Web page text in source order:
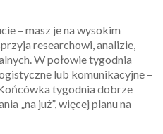
– masz je na wysokim
researchowi, analizie,
W połowie tygodnia
lub komunikacyjne –
tygodnia dobrze
„na już”, więcej planu na